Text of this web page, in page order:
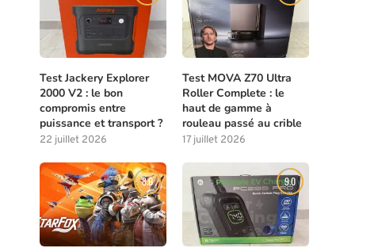
Test Jackery Explorer
2000 V2 : le bon
compromis entre
puissance et transport ?
22 juillet 2026
Test MOVA Z70 Ultra
Roller Complete : le
haut de gamme à
rouleau passé au crible
17 juillet 2026
8.0 9.0